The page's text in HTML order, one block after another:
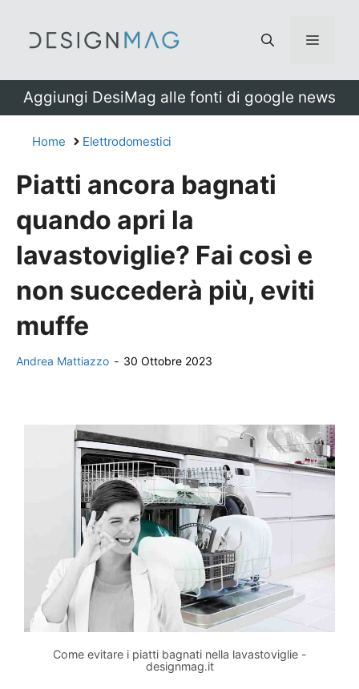
Menu
Aggiungi DesiMag alle fonti di google news
Home Elettrodomestici
Piatti ancora bagnati
quando apri la
lavastoviglie? Fai così e
non succederà più, eviti
muffe
Andrea Mattiazzo - 30 Ottobre 2023
Come evitare i piatti bagnati nella lavastoviglie -
designmag.it